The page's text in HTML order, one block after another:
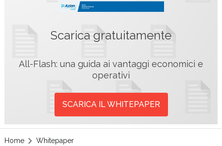
Scarica gratuitamente
All-Flash: una guida ai vantaggi economici e
operativi
SCARICA IL WHITEPAPER
Home Whitepaper